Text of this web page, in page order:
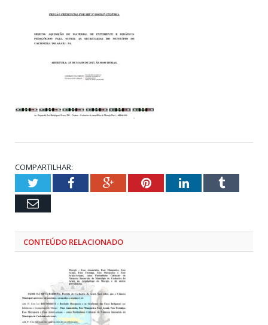
COMPARTILHAR:
TwitterFacebookGoogle+PinterestLinkedInTumblr
Email
CONTEÚDO RELACIONADO